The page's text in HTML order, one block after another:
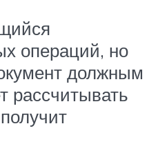
операций, но
должным
рассчитывать